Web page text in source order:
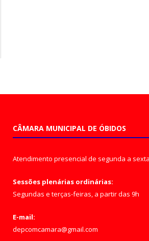
CÂMARA MUNICIPAL DE ÓBIDOS
Atendimento presencial de segunda a
Sessões plenárias ordinárias:
Segundas e terças-feiras, a partir das 9h
E-mail:
depcomcamara@gmail.com